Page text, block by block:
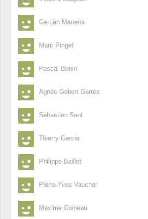
Gertjan Martens
Marc Pinget
Pascal Bonin
Agnès Gobert Garres
Sébastien Sant
Thierry Garcia
Philippe Baillot
Pierre-Yves Vaucher
Maxime Goineau